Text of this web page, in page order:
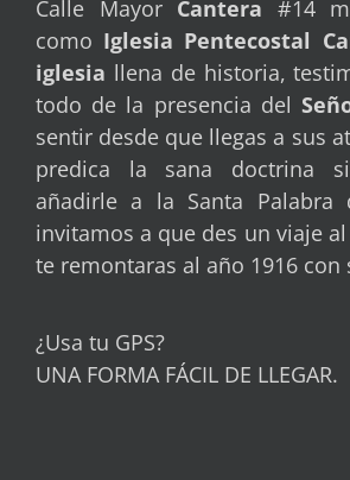
Calle Mayor Cantera #14
como Iglesia Pentecostal
iglesia llena de historia,
todo de la presencia del
sentir desde que llegas a sus
predica la sana doctrina
añadirle a la Santa Palabra
invitamos a que des un viaje
te remontaras al año 1916 con
¿Usa tu GPS?
UNA FORMA FÁCIL DE LLEGAR.